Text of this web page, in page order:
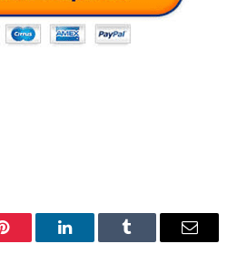
Pinterest LinkedInTumblr Email